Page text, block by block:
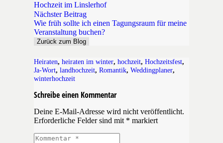
Hochzeit im Linslerhof
Nächster Beitrag
Wie früh sollte ich einen Tagungsraum für meine
Veranstaltung buchen?
Zurück zum Blog
Heiraten, heiraten im winter, hochzeit, Hochzeitsfest,
Ja-Wort, landhochzeit, Romantik, Weddingplaner,
winterhochzeit
Schreibe einen Kommentar
Deine E-Mail-Adresse wird nicht veröffentlicht.
Erforderliche Felder sind mit * markiert